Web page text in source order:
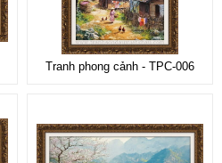
Tranh phong cảnh - TPC-006